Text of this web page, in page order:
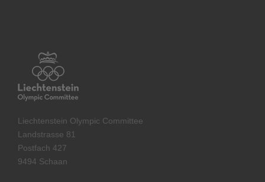
Liechtenstein Olympic Committee
Landstrasse 81
Postfach 427
9494 Schaan